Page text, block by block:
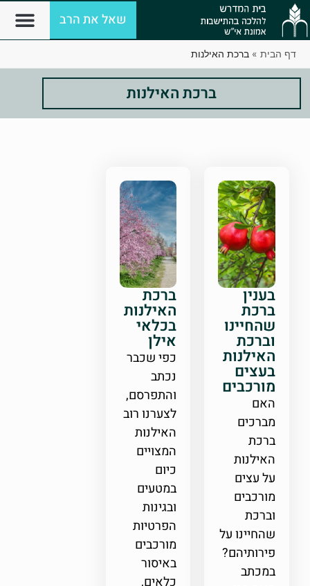
שאל את הרב
דף הבית » ברכת האילנות
ברכת האילנות
בענין
ברכת
שהחיינו
וברכת
האילנות
בעצים
מורכבים
האם
מברכים
ברכת
האילנות
על עצים
מורכבים
וברכת
שהחיינו על
פירותיהם?
במכתב
ברכת
האילנות
בכלאי
אילן
כפי שכבר
נכתב
והתפרסם,
לצערנו רוב
האילנות
המצויים
כיום
במטעים
ובגינות
הפרטיות
מורכבים
באיסור
כלאים,